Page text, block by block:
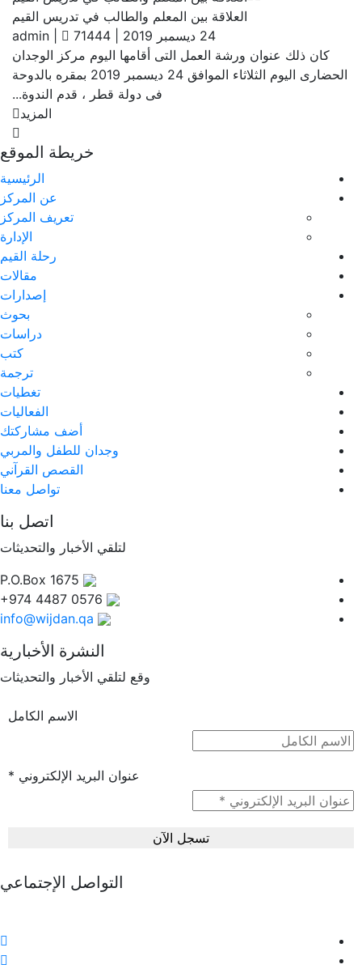
العلاقة بين المعلم والطالب في تدريس القيم
24 ديسمبر 2019
|
admin |
71444
كان ذلك عنوان ورشة العمل التى أقامها اليوم مركز الوجدان
الحضارى اليوم الثلاثاء الموافق 24 ديسمبر 2019 بمقره بالدوحة
فى دولة قطر ، قدم الندوة...
المزيد
خريطة الموقع
الرئيسية
عن المركز
تعريف المركز
الإدارة
رحلة القيم
مقالات
إصدارات
بحوث
دراسات
كتب
ترجمة
تغطيات
الفعاليات
أضف مشاركتك
وجدان للطفل والمربي
القصص القرآني
تواصل معنا
اتصل بنا
لتلقي الأخبار والتحديثات
P.O.Box 1675
+974 4487 0576
info@wijdan.qa
النشرة الأخبارية
وقع لتلقي الأخبار والتحديثات
الاسم الكامل
عنوان البريد الإلكتروني*
التواصل الإجتماعي